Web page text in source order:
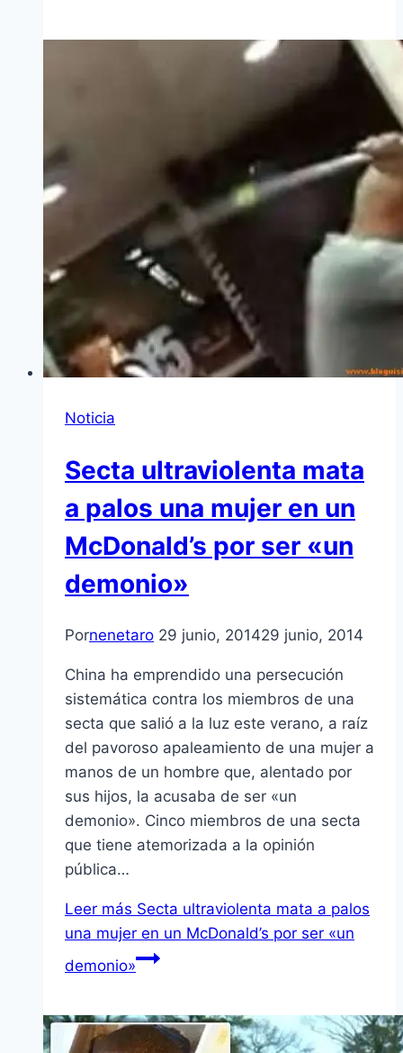
Noticia
Secta ultraviolenta mata
a palos una mujer en un
McDonald’s por ser «un
demonio»
Pornenetaro 29 junio, 201429 junio, 2014
China ha emprendido una persecución
sistemática contra los miembros de una
secta que salió a la luz este verano, a raíz
del pavoroso apaleamiento de una mujer a
manos de un hombre que, alentado por
sus hijos, la acusaba de ser «un
demonio». Cinco miembros de una secta
que tiene atemorizada a la opinión
pública…
Leer más Secta ultraviolenta mata a palos
una mujer en un McDonald’s por ser «un
demonio»